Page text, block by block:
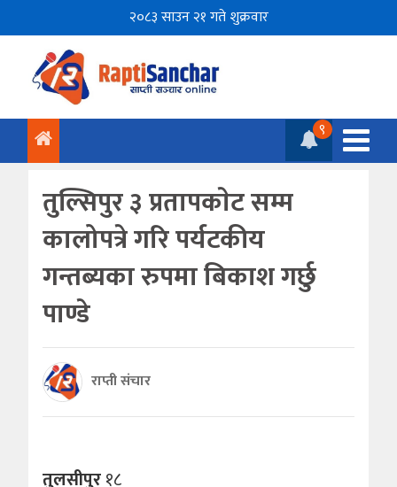
२०८३ साउन २१ गते शुक्रवार
९
तुल्सिपुर ३ प्रतापकाेट सम्म
कालोपत्रे गरि पर्यटकीय
गन्तब्यका रुपमा बिकाश गर्छु
पाण्डे
राप्ती संचार
तुलसीपुर१८